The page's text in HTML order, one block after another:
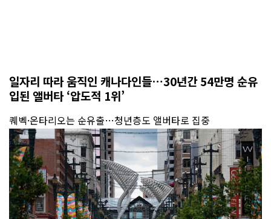
일자리 따라 움직인 캐나다인들…30년간 54만명 순유
입된 앨버타 ‘압도적 1위’
퀘벡·온타리오는 순유출…청년층도 앨버타로 집중